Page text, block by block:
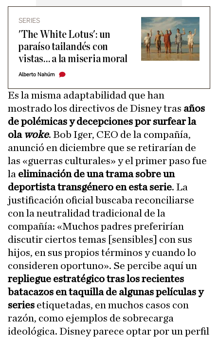
SERIES
'The White Lotus': un
paraíso tailandés con
vistas… a la miseria moral
Alberto Nahúm
Es la misma adaptabilidad que han
mostrado los directivos de Disney tras años
de polémicas y decepciones por surfear la
ola woke. Bob Iger, CEO de la compañía,
anunció en diciembre que se retirarían de
las «guerras culturales» y el primer paso fue
la eliminación de una trama sobre un
deportista transgénero en esta serie. La
justificación oficial buscaba reconciliarse
con la neutralidad tradicional de la
compañía: «Muchos padres preferirían
discutir ciertos temas [sensibles] con sus
hijos, en sus propios términos y cuando lo
consideren oportuno». Se percibe aquí un
repliegue estratégico tras los recientes
batacazos en taquilla de algunas películas y
series etiquetadas, en muchos casos con
razón, como ejemplos de sobrecarga
ideológica. Disney parece optar por un perfil